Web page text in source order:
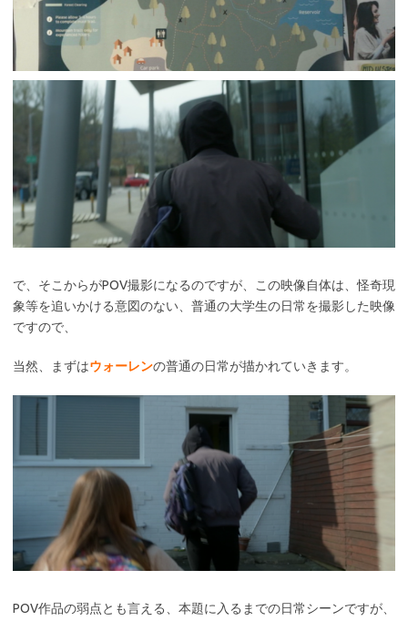
で、そこからがPOV撮影になるのですが、この映像自体は、怪奇現
象等を追いかける意図のない、普通の大学生の日常を撮影した映像
ですので、
当然、まずはウォーレンの普通の日常が描かれていきます。
POV作品の弱点とも言える、本題に入るまでの日常シーンですが、